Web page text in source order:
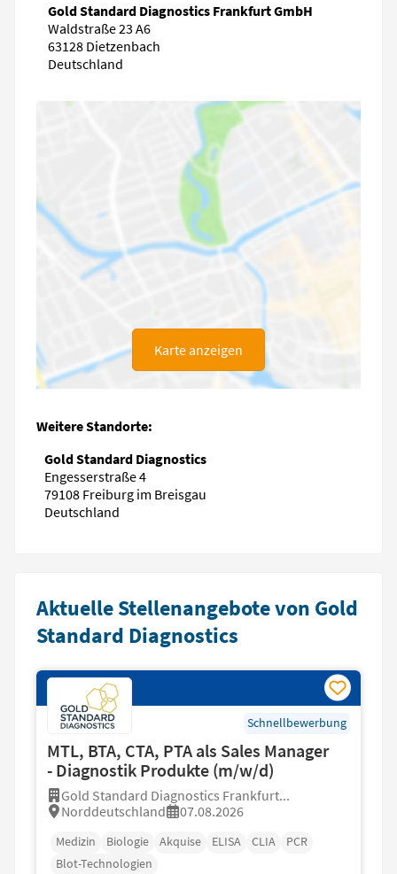
Gold Standard Diagnostics Frankfurt GmbH
Waldstraße 23 A6
63128 Dietzenbach
Deutschland
Karte anzeigen
Weitere Standorte:
Gold Standard Diagnostics
Engesserstraße 4
79108 Freiburg im Breisgau
Deutschland
Aktuelle Stellenangebote von Gold
Standard Diagnostics
Schnellbewerbung
MTL, BTA, CTA, PTA als Sales Manager
- Diagnostik Produkte (m/w/d)
Gold Standard Diagnostics Frankfurt...
Norddeutschland
07.08.2026
Medizin Biologie Akquise ELISA CLIA
PCR
Blot-Technologien